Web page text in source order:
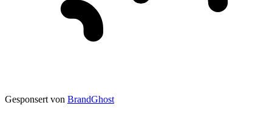
Gesponsert von BrandGhost